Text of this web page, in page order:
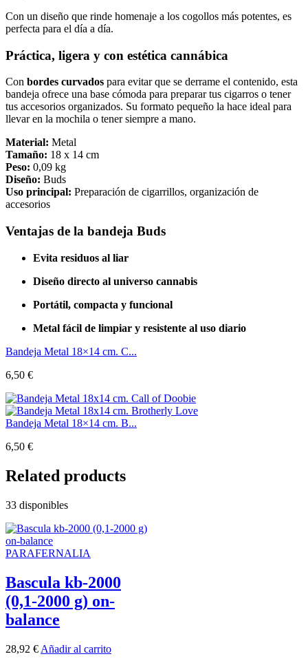
Con un diseño que rinde homenaje a los cogollos más potentes, es
perfecta para el día a día.
Práctica, ligera y con estética cannábica
Con bordes curvados para evitar que se derrame el contenido, esta
bandeja ofrece una base cómoda para preparar tus cigarros o tener
tus accesorios organizados. Su formato pequeño la hace ideal para
llevar en la mochila o tener siempre a mano.
Material: Metal
Tamaño: 18 x 14 cm
Peso: 0,09 kg
Diseño: Buds
Uso principal: Preparación de cigarrillos, organización de
accesorios
Ventajas de la bandeja Buds
Evita residuos al liar
Diseño directo al universo cannabis
Portátil, compacta y funcional
Metal fácil de limpiar y resistente al uso diario
Bandeja Metal 18×14 cm. C...
6,50 €
Bandeja Metal 18×14 cm. B...
6,50 €
Related products
33 disponibles
PARAFERNALIA
Bascula kb-2000
(0,1-2000 g) on-
balance
28,92 € Añadir al carrito